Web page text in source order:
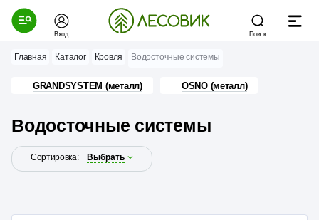
Вход Поиск
Главная Каталог Кровля Водосточные системы
GRANDSYSTEM (металл) OSNO (металл)
Водосточные системы
Сортировка: Выбрать